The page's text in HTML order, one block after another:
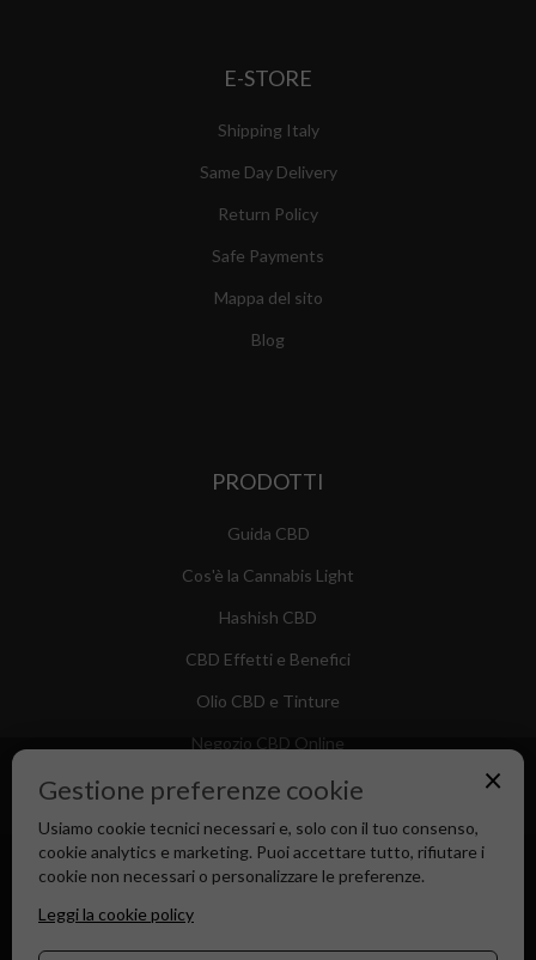
E-STORE
Shipping Italy
Same Day Delivery
Return Policy
Safe Payments
Mappa del sito
Blog
PRODOTTI
Guida CBD
Cos'è la Cannabis Light
Hashish CBD
CBD Effetti e Benefici
Olio CBD e Tinture
Negozio CBD Online
×
Gestione preferenze cookie
Usiamo cookie tecnici necessari e, solo con il tuo consenso,
cookie analytics e marketing. Puoi accettare tutto, rifiutare i
cookie non necessari o personalizzare le preferenze.
Leggi la cookie policy
Canapa Market - Il tuo Shop di Fiducia dal 2018